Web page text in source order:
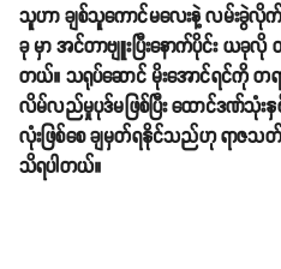
သူဟာ ချစ်သူကောင်မလေးနဲ့ လမ်းခွဲလိုက်
ခု မှာ အင်တာဗျူးပြီးနောက်ပိုင်း ယခုလို
တယ်။ သရုပ်ဆောင် မိုးအောင်ရင်ကို တရ
လိမ်လည်မှုပုဒ်မဖြစ်ပြီး ထောင်ဒဏ်သုံးနှ
လုံးဖြစ်စေ ချမှတ်ရနိုင်သည်ဟု ရာဇသတ်ကြီ
သိရပါတယ်။